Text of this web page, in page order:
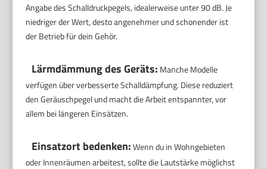
Angabe des Schalldruckpegels, idealerweise unter 90 dB. Je
niedriger der Wert, desto angenehmer und schonender ist
der Betrieb für dein Gehör.
Lärmdämmung des Geräts: Manche Modelle
verfügen über verbesserte Schalldämpfung. Diese reduziert
den Geräuschpegel und macht die Arbeit entspannter, vor
allem bei längeren Einsätzen.
Einsatzort bedenken:Wenn du in Wohngebieten
oder Innenräumen arbeitest, sollte die Lautstärke möglichst